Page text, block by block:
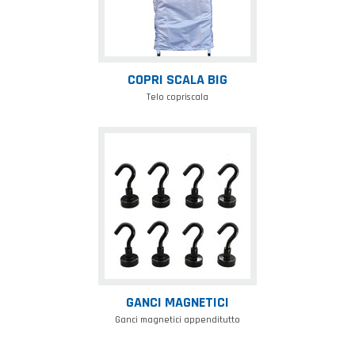
COPRI SCALA BIG
Telo copriscala
GANCI MAGNETICI
Ganci magnetici appenditutto